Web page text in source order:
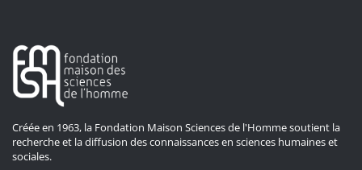
Créée en 1963, la Fondation Maison Sciences de l'Homme soutient la
recherche et la diffusion des connaissances en sciences humaines et
sociales.